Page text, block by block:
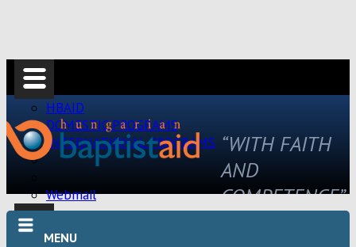
HBAID
DOMESTIC PROGRAMS
INTERNATIONAL PROGRAMS
Webmail
“WITH FAITH
AND
COMPETENCE”
MENU